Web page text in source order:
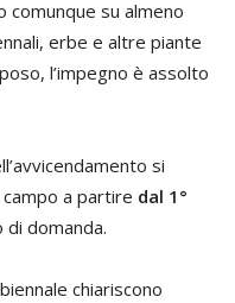
su almeno
erbe e altre piante
l’impegno è assolto
si
a partire dal 1°
di domanda.
chiariscono